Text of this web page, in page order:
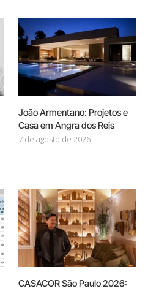
João Armentano: Projetos e
Casa em Angra dos Reis
7 de agosto de 2026
CASACOR São Paulo 2026: